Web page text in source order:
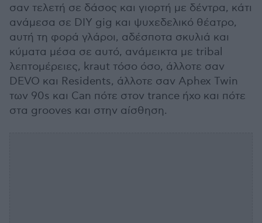
σαν τελετή σε δάσος και γιορτή με δέντρα, κάτι
ανάμεσα σε DIY gig και ψυχεδελικό θέατρο,
αυτή τη φορά γλάροι, αδέσποτα σκυλιά και
κύματα μέσα σε αυτό, ανάμεικτα με tribal
λεπτομέρειες, kraut τόσο όσο, άλλοτε σαν
DEVO και Residents, άλλοτε σαν Aphex Twin
των 90s και Can πότε στον trance ήχο και πότε
στα grooves και στην αίσθηση.